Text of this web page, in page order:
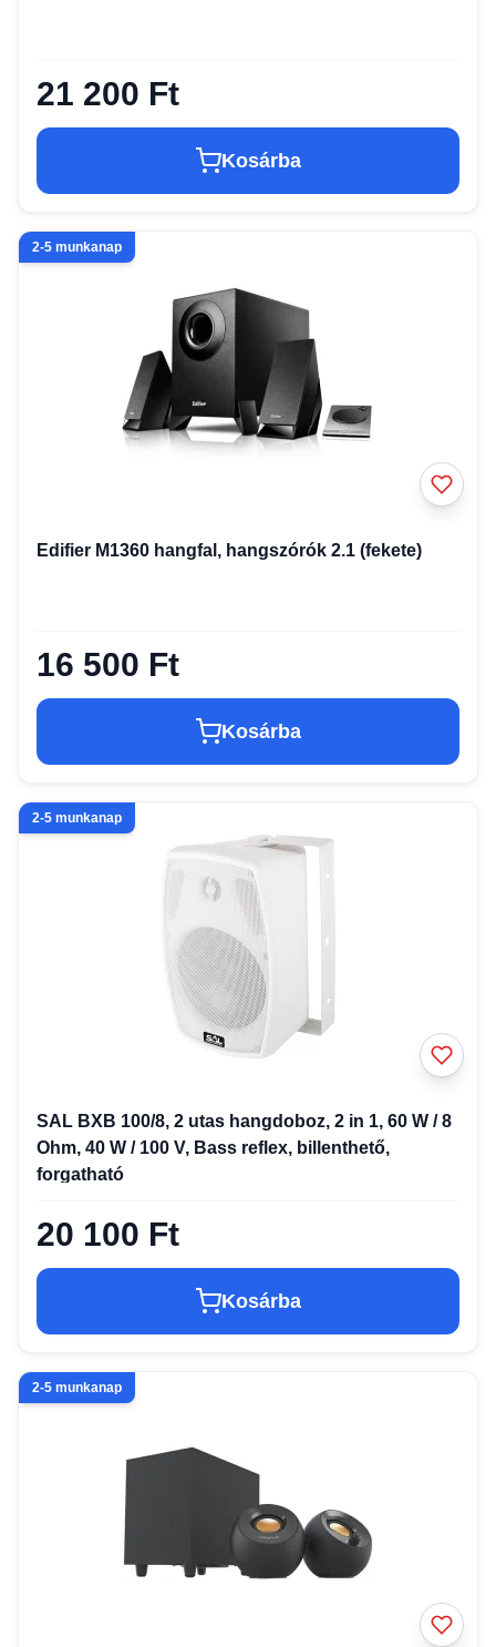
21 200 Ft
Kosárba
2-5 munkanap
Edifier M1360 hangfal, hangszórók 2.1 (fekete)
16 500 Ft
Kosárba
2-5 munkanap
SAL BXB 100/8, 2 utas hangdoboz, 2 in 1, 60 W / 8
Ohm, 40 W / 100 V, Bass reflex, billenthető,
forgatható
20 100 Ft
Kosárba
2-5 munkanap